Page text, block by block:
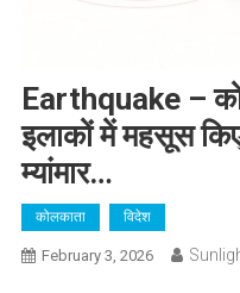
Earthquake –
इलाकों में महसूस
म्यांमार…
कोलकाता विदेश
February 3, 2026